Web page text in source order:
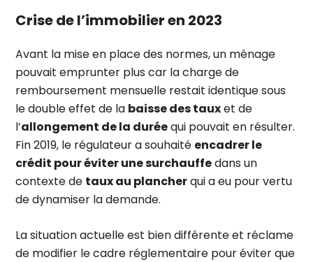
Crise de l’immobilier en 2023
Avant la mise en place des normes, un ménage
pouvait emprunter plus car la charge de
remboursement mensuelle restait identique sous
le double effet de la baisse des tauxet de
l’allongement de la duréequi pouvait en résulter.
Fin 2019, le régulateur a souhaité encadrer le
crédit pour éviter une surchauffedans un
contexte de taux au plancherqui a eu pour vertu
de dynamiser la demande.
La situation actuelle est bien différente et réclame
de modifier le cadre réglementaire pour éviter que